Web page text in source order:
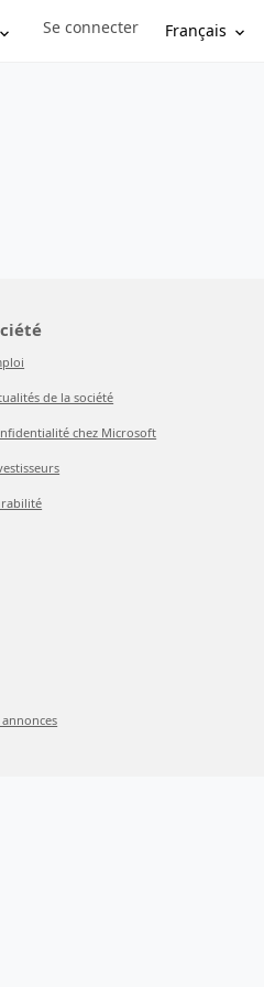
Sign in to your account
Se connecter Français
de la société
chez Microsoft